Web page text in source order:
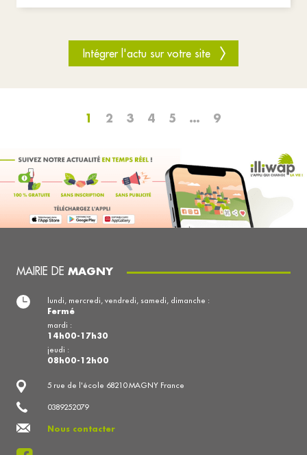
Intégrer l'actu sur votre site
1 2 3 4 5 … 9
MAIRIE DE MAGNY
5 rue de l'école 68210 MAGNY France
0389252079
Nous contacter
lundi, mercredi, vendredi, samedi, dimanche :
Fermé
mardi :
14h00-17h30
jeudi :
08h00-12h00